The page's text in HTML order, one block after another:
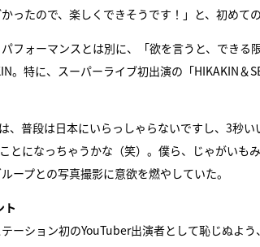
ったので、楽しくできそうです！」と、初めて
フォーマンスとは別に、「欲を言うと、でき
。特に、スーパーライブ初出演の「HIKAKIN
は、普段は日本にいらっしゃらないですし、3秒
とになっちゃうかな（笑）。僕ら、じゃがい
ープとの写真撮影に意欲を燃やしていた。
テーション初のYouTuber出演者として恥じぬよ